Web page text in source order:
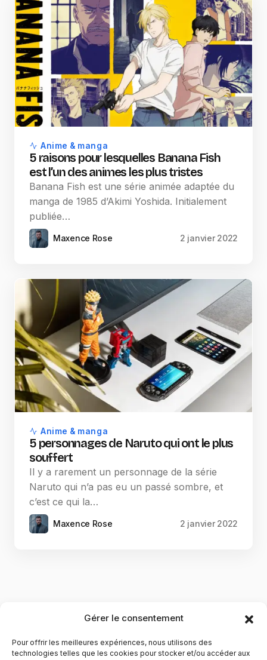
Gérer le consentement
Pour offrir les meilleures expériences, nous utilisons des
technologies telles que les cookies pour stocker et/ou accéder aux
Anime & manga
5 raisons pour lesquelles Banana Fish
est l’un des animes les plus tristes
Banana Fish est une série animée adaptée du
manga de 1985 d’Akimi Yoshida. Initialement
publiée…
Maxence Rose 2 janvier 2022
Anime & manga
5 personnages de Naruto qui ont le plus
souffert
Il y a rarement un personnage de la série
Naruto qui n’a pas eu un passé sombre, et
c’est ce qui la…
Maxence Rose 2 janvier 2022